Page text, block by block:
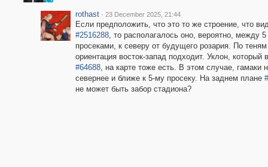
rothast · 23 December 2025, 21:44
Если предположить, что это то же строение, что
#2516288, то располагалось оно, вероятно, между 5
просеками, к северу от будущего розария. По
ориентация восток-запад подходит. Уклон, который
#64688, на карте тоже есть. В этом случае, гамаки
севернее и ближе к 5-му просеку. На заднем плане
не может быть забор стадиона?